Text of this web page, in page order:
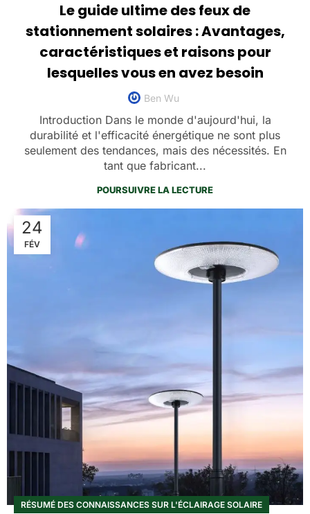
Le guide ultime des feux de
stationnement solaires : Avantages,
caractéristiques et raisons pour
lesquelles vous en avez besoin
Ben Wu
Introduction Dans le monde d'aujourd'hui, la
durabilité et l'efficacité énergétique ne sont plus
seulement des tendances, mais des nécessités. En
tant que fabricant...
POURSUIVRE LA LECTURE
24
FÉV
RÉSUMÉ DES CONNAISSANCES SUR L'ÉCLAIRAGE SOLAIRE